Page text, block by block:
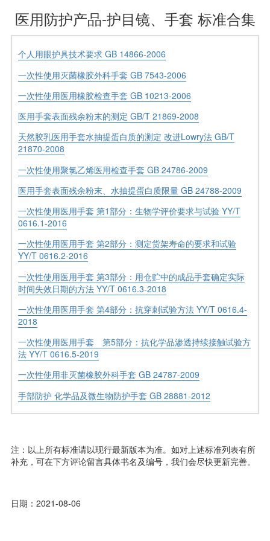
医用防护产品-护目镜、手套 标准合集
个人用眼护具技术要求 GB 14866-2006
一次性使用灭菌橡胶外科手套 GB 7543-2006
一次性使用医用橡胶检查手套 GB 10213-2006
医用手套表面残余粉末的测定 GB/T 21869-2008
天然胶乳医用手套水抽提蛋白质的测定 改进Lowry法 GB/T
21870-2008
一次性使用聚氯乙烯医用检查手套 GB 24786-2009
医用手套表面残余粉末、水抽提蛋白质限量 GB 24788-2009
一次性使用医用手套 第1部分：生物学评价要求与试验 YY/T
0616.1-2016
一次性使用医用手套 第2部分：测定货架寿命的要求和试验
YY/T 0616.2-2016
一次性使用医用手套 第3部分：用仓贮中的成品手套确定实际
时间失效日期的方法 YY/T 0616.3-2018
一次性使用医用手套 第4部分：抗穿刺试验方法 YY/T 0616.4-
2018
一次性使用医用手套 第5部分：抗化学品渗透持续接触试验方
法 YY/T 0616.5-2019
一次性使用非灭菌橡胶外科手套 GB 24787-2009
手部防护 化学品及微生物防护手套 GB 28881-2012
注：以上所有标准请以现行最新版本为准。如对上述标准列表有所
补充，可在下方评论留言具体书名及编号，我们会尽快更新完善。
日期：2021-08-06